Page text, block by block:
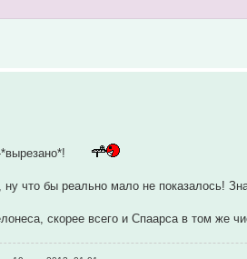
что бы реально мало не показалось!
скорее всего и Спаарса в том же